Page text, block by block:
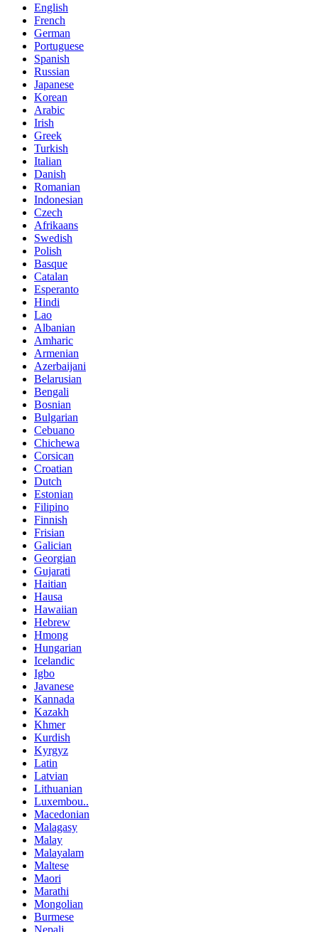
English
French
German
Portuguese
Spanish
Russian
Japanese
Korean
Arabic
Irish
Greek
Turkish
Italian
Danish
Romanian
Indonesian
Czech
Afrikaans
Swedish
Polish
Basque
Catalan
Esperanto
Hindi
Lao
Albanian
Amharic
Armenian
Azerbaijani
Belarusian
Bengali
Bosnian
Bulgarian
Cebuano
Chichewa
Corsican
Croatian
Dutch
Estonian
Filipino
Finnish
Frisian
Galician
Georgian
Gujarati
Haitian
Hausa
Hawaiian
Hebrew
Hmong
Hungarian
Icelandic
Igbo
Javanese
Kannada
Kazakh
Khmer
Kurdish
Kyrgyz
Latin
Latvian
Lithuanian
Luxembou..
Macedonian
Malagasy
Malay
Malayalam
Maltese
Maori
Marathi
Mongolian
Burmese
Nepali